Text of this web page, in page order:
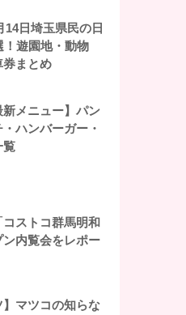
14日埼玉県民の日
！遊園地・動物
券まとめ
新メニュー】パン
ハンバーガー・
覧
ストコ群馬明和
内覧会をレポー
】マツコの知らな